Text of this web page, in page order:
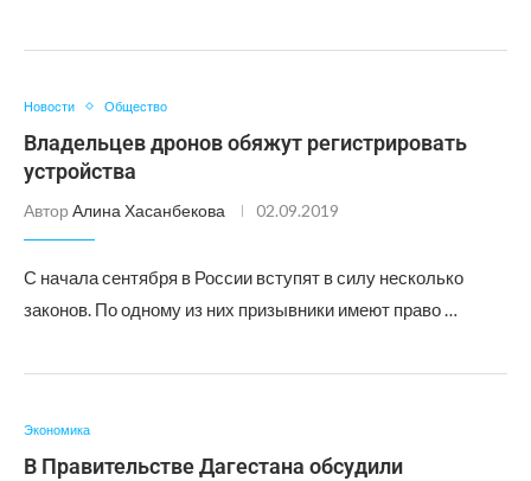
Новости Общество
Владельцев дронов обяжут регистрировать
устройства
Автор Алина Хасанбекова 02.09.2019
С начала сентября в России вступят в силу несколько
законов. По одному из них призывники имеют право …
Экономика
В Правительстве Дагестана обсудили